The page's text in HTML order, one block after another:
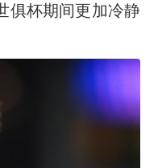
俱杯期间更加冷静